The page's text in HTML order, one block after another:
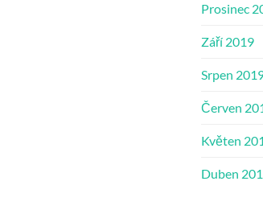
Prosinec
Září 2019
Srpen
Červen
Květen
Duben